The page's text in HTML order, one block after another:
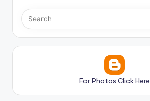
For Photos Click Here